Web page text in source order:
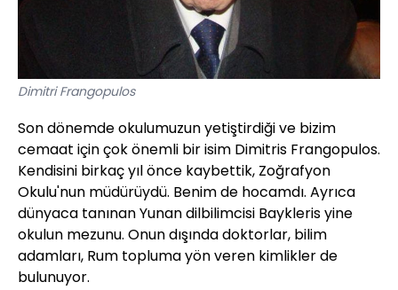
Dimitri Frangopulos
Son dönemde okulumuzun yetiştirdiği ve bizim
cemaat için çok önemli bir isim Dimitris Frangopulos.
Kendisini birkaç yıl önce kaybettik, Zoğrafyon
Okulu'nun müdürüydü. Benim de hocamdı. Ayrıca
dünyaca tanınan Yunan dilbilimcisi Baykleris yine
okulun mezunu. Onun dışında doktorlar, bilim
adamları, Rum topluma yön veren kimlikler de
bulunuyor.